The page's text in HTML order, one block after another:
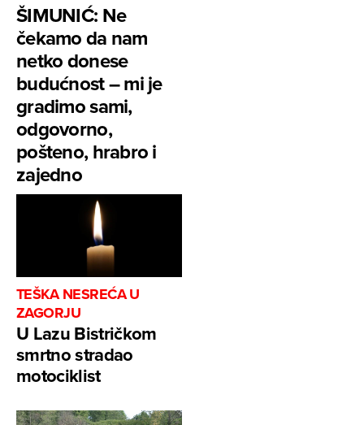
ŠIMUNIĆ: Ne
čekamo da nam
netko donese
budućnost – mi je
gradimo sami,
odgovorno,
pošteno, hrabro i
zajedno
TEŠKA NESREĆA U
ZAGORJU
U Lazu Bistričkom
smrtno stradao
motociklist